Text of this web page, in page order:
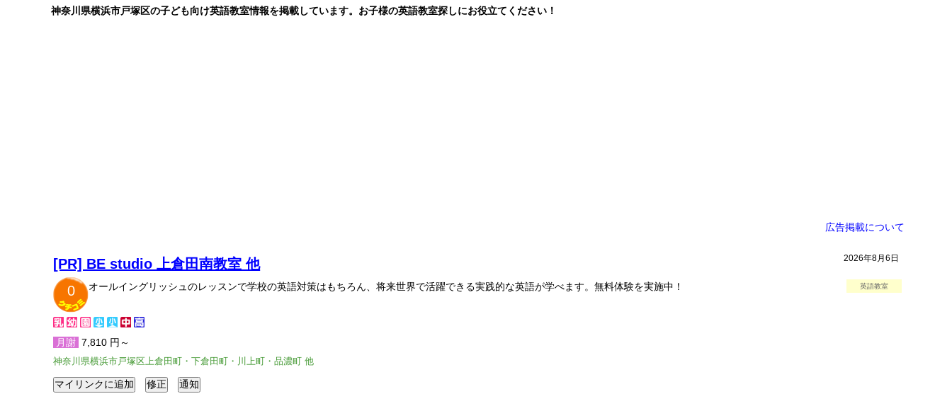
神奈川県横浜市戸塚区の子ども向け英語教室情報を掲載しています。お子様の英語教室探しにお役立てください！
広告掲載について
2026年8月6日
英語教室
[PR] BE studio 上倉田南教室 他
0
オールイングリッシュのレッスンで学校の英語対策はもちろん、将来世界で活躍できる実践的な英語が学べます。無料体験を実施中！
月謝 7,810 円～
神奈川県横浜市戸塚区上倉田町・下倉田町・川上町・品濃町 他